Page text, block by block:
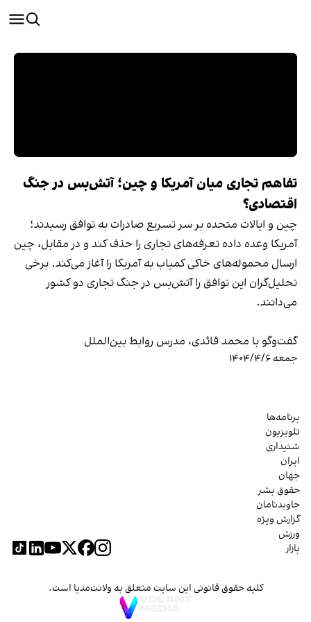
تفاهم تجاری میان آمریکا و چین؛ آتش‌بس در جنگ
اقتصادی؟
چین و ایالات متحده بر سر تسریع صادرات به توافق رسیدند؛
آمریکا وعده داده تعرفه‌های تجاری را حذف کند و در مقابل، چین
ارسال محموله‌های خاکی کمیاب به آمریکا را آغاز می‌کند. برخی
تحلیل‌گران این توافق را آتش‌بس در جنگ تجاری دو کشور
می‌دانند.
گفت‌وگو با محمد قائدی، مدرس روابط بین‌الملل
جمعه ۱۴۰۴/۴/۶
برنامه‌ها
تلویزیون
شنیداری
ایران
جهان
حقوق بشر
جاویدنامان
گزارش ویژه
ورزش
بازار
کلیه حقوق قانونی این سایت متعلق به ولانت‌مدیا است.